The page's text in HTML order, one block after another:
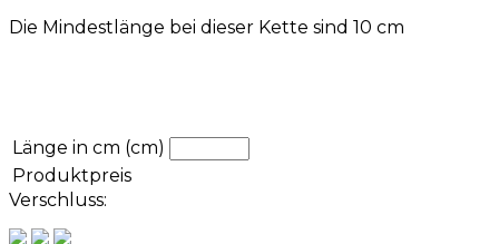
Die Mindestlänge bei dieser Kette sind 10 cm
Länge in cm (cm)
Produktpreis
Verschluss: